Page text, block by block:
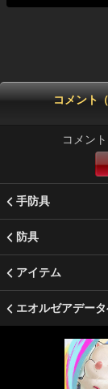
コメント
コメン
手防具
防具
アイテム
エオルゼアデー